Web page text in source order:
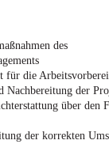
des
für die
Nachbereitung der
über den
der korrekten